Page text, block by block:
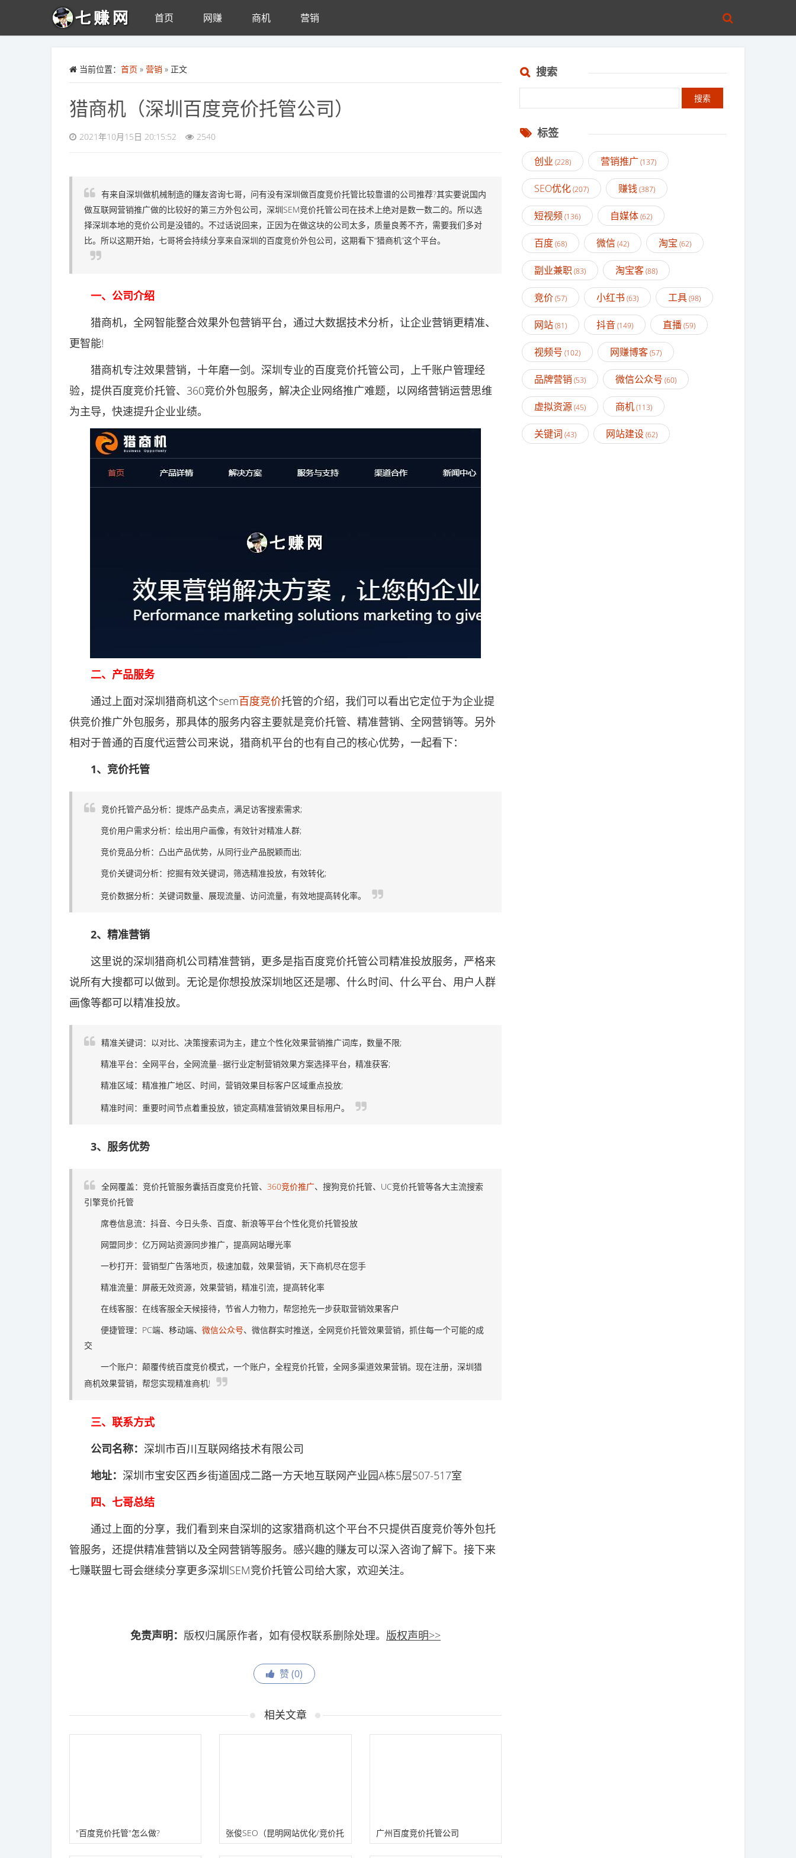
首页 网赚 商机 营销
当前位置： 首页 » 营销 » 正文
猎商机（深圳百度竞价托管公司）
2021年10月15日 20:15:52 2540
有来自深圳做机械制造的赚友咨询七哥，问有没有深圳做百度竞价托管比较靠谱的公司推荐?其实要说国内
做互联网营销推广做的比较好的第三方外包公司，深圳SEM竞价托管公司在技术上绝对是数一数二的。所以选
择深圳本地的竞价公司是没错的。不过话说回来，正因为在做这块的公司太多，质量良莠不齐，需要我们多对
比。所以这期开始，七哥将会持续分享来自深圳的百度竞价外包公司，这期看下“猎商机”这个平台。
一、公司介绍
猎商机，全网智能整合效果外包营销平台，通过大数据技术分析，让企业营销更精准、
更智能!
猎商机专注效果营销，十年磨一剑。深圳专业的百度竞价托管公司，上千账户管理经
验，提供百度竞价托管、360竞价外包服务，解决企业网络推广难题，以网络营销运营思维
为主导，快速提升企业业绩。
二、产品服务
通过上面对深圳猎商机这个sem百度竞价托管的介绍，我们可以看出它定位于为企业提
供竞价推广外包服务，那具体的服务内容主要就是竞价托管、精准营销、全网营销等。另外
相对于普通的百度代运营公司来说，猎商机平台的也有自己的核心优势，一起看下：
1、竞价托管
竞价托管产品分析：提炼产品卖点，满足访客搜索需求;
竞价用户需求分析：绘出用户画像，有效针对精准人群;
竞价竞品分析：凸出产品优势，从同行业产品脱颖而出;
竞价关键词分析：挖掘有效关键词，筛选精准投放，有效转化;
竞价数据分析：关键词数量、展现流量、访问流量，有效地提高转化率。
2、精准营销
这里说的深圳猎商机公司精准营销，更多是指百度竞价托管公司精准投放服务，严格来
说所有大搜都可以做到。无论是你想投放深圳地区还是哪、什么时间、什么平台、用户人群
画像等都可以精准投放。
精准关键词：以对比、决策搜索词为主，建立个性化效果营销推广词库，数量不限;
精准平台：全网平台，全网流量--据行业定制营销效果方案选择平台，精准获客;
精准区域：精准推广地区、时间，营销效果目标客户区域重点投放;
精准时间：重要时间节点着重投放，锁定高精准营销效果目标用户。
3、服务优势
全网覆盖：竞价托管服务囊括百度竞价托管、 360竞价推广、搜狗竞价托管、UC竞价托管等各大主流搜索
引擎竞价托管
席卷信息流：抖音、今日头条、百度、新浪等平台个性化竞价托管投放
网盟同步：亿万网站资源同步推广，提高网站曝光率
一秒打开：营销型广告落地页，极速加载，效果营销，天下商机尽在您手
精准流量：屏蔽无效资源，效果营销，精准引流，提高转化率
在线客服：在线客服全天候接待，节省人力物力，帮您抢先一步获取营销效果客户
便捷管理：PC端、移动端、 微信公众号、微信群实时推送，全网竞价托管效果营销，抓住每一个可能的成
交
一个账户：颠覆传统百度竞价模式，一个账户，全程竞价托管，全网多渠道效果营销。现在注册，深圳猎
商机效果营销，帮您实现精准商机!
三、联系方式
公司名称： 深圳市百川互联网络技术有限公司
地址： 深圳市宝安区西乡街道固戍二路一方天地互联网产业园A栋5层507-517室
四、七哥总结
通过上面的分享，我们看到来自深圳的这家猎商机这个平台不只提供百度竞价等外包托
管服务，还提供精准营销以及全网营销等服务。感兴趣的赚友可以深入咨询了解下。接下来
七赚联盟七哥会继续分享更多深圳SEM竞价托管公司给大家，欢迎关注。
免责声明： 版权归属原作者，如有侵权联系删除处理。 版权声明>>
赞 (0)
相关文章
"百度竞价托管"怎么做?
张俊SEO（昆明网站优化/竞价托
管）
广州百度竞价托管公司
搜索
标签
创业 (228) 营销推广 (137)
SEO优化(207) 赚钱(387)
短视频(136) 自媒体(62)
百度(68) 微信(42) 淘宝 (62)
副业兼职 (83) 淘宝客(88)
竞价(57) 小红书 (63) 工具(98)
网站(81) 抖音(149) 直播(59)
视频号 (102) 网赚博客(57)
品牌营销 (53) 微信公众号 (60)
虚拟资源(45) 商机(113)
关键词 (43) 网站建设(62)